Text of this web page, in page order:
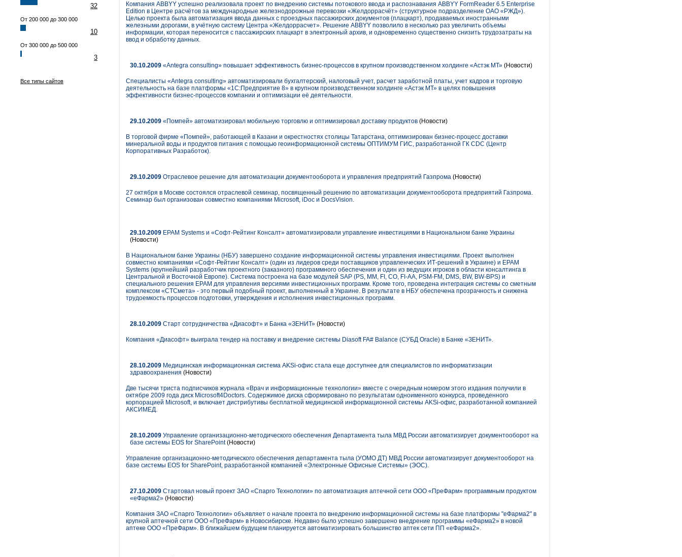
32
От 200 000 до 300 000
10
От 300 000 до 500 000
3
Все типы сайтов
Компания ABBYY успешно реализовала проект по внедрению системы потокового ввода и распознавания ABBYY FormReader 6.5 Enterprise
Edition в Центре расчётов за международные железнодорожные перевозки «Желдоррасчёт» (структурное подразделение ОАО «РЖД»).
Целью проекта была автоматизация ввода данных с проездных пассажирских документов (плацкарт), продаваемых иностранными
железными дорогами, в учётную систему Центра «Желдоррасчет». Решение ABBYY позволило в несколько раз увеличить объемы
информации, которая переносится с пассажирских плацкарт в электронный архив, и одновременно существенно снизить трудозатраты на
ввод и обработку данных.
30.10.2009 «Antegra consulting» повышает эффективность бизнес-процессов в крупном производственном холдинге «Астэк МТ» (Новости)
Специалисты «Antegra consulting» автоматизировали бухгалтерский, налоговый учет, расчет заработной платы, учет кадров и торговую
деятельность на базе платформы «1С:Предприятие 8» в крупном производственном холдинге «Астэк МТ» в целях повышения
эффективности бизнес-процессов компании и оптимизации её деятельности.
29.10.2009 «Помпей» автоматизировал мобильную торговлю и оптимизировал доставку продуктов (Новости)
В торговой фирме «Помпей», работающей в Казани и окрестностях столицы Татарстана, оптимизирован бизнес-процесс доставки
минеральной воды и продуктов питания с помощью геоинформационной системы ОПТИМУМ ГИС, разработанной ГК CDC (Центр
Корпоративных Разработок).
29.10.2009 Отраслевое решение для автоматизации документооборота и управления предприятий Газпрома (Новости)
27 октября в Москве состоялся отраслевой семинар, посвященный решению по автоматизации документооборота предприятий Газпрома.
Семинар был организован совместно компаниями Microsoft, iDoc и DocsVision.
29.10.2009 EPAM Systems и «Софт-Рейтинг Консалт» автоматизировали управление инвестициями в Национальном банке Украины
(Новости)
В Национальном банке Украины (НБУ) завершено создание информационной системы управления инвестициями. Проект выполнен
совместно компаниями «Софт-Рейтинг Консалт» (один из лидеров среди поставщиков управленческих ИТ-решений в Украине) и EPAM
Systems (крупнейший разработчик проектного (заказного) программного обеспечения и один из ведущих игроков в области консалтинга в
Центральной и Восточной Европе). Система построена на базе модулей SAP (PS, MM, FI, CO, FI-AA, PSM-FM, DMS, BW, BW-BPS) и
специального решения EPAM для управления версиями инвестиционных программ. Кроме того, проведена интеграция системы со сметным
комплексом «СТСмета» - это первый подобный проект, выполненный в Украине. В результате в НБУ обеспечена прозрачность и снижена
трудоемкость процессов подготовки, утверждения и исполнения инвестиционных программ.
28.10.2009 Старт сотрудничества «Диасофт» и Банка «ЗЕНИТ» (Новости)
Компания «Диасофт» выиграла тендер на поставку и внедрение системы Diasoft FA# Balance (СУБД Oracle) в Банке «ЗЕНИТ».
28.10.2009 Медицинская информационная система AKSi-офис стала еще доступнее для специалистов по информатизации
здравоохранения (Новости)
Две тысячи триста подписчиков журнала «Врач и информационные технологии» вместе с очередным номером этого издания получили в
октябре 2009 года диск Microsoft4Doctors. Содержимое диска сформировано по результатам одноименного конкурса, проведенного
корпорацией Microsoft, и включает дистрибутивы бесплатной медицинской информационной системы AKSi-офис, разработанной компанией
АКСИМЕД.
28.10.2009 Управление организационно-методического обеспечения Департамента тыла МВД России автоматизирует документооборот на
базе системы EOS for SharePoint(Новости)
Управление организационно-методического обеспечения департамента тыла (УОМО ДТ) МВД России автоматизирует документооборот на
базе системы EOS for SharePoint, разработанной компанией «Электронные Офисные Системы» (ЭОС).
27.10.2009 Стартовал новый проект ЗАО «Спарго Технологии» по автоматизация аптечной сети ООО «ПреФарм» программным продуктом
«еФарма2» (Новости)
Компания ЗАО «Спарго Технологии» объявляет о начале проекта по внедрению информационной системы на базе платформы "еФарма2" в
крупной аптечной сети ООО «ПреФарм» в Новосибирске. Недавно было успешно завершено внедрение программы «еФарма2» в новой
аптеке ООО «ПреФарм». В ближайшем будущем планируется автоматизировать большинство аптек сети ПП «еФарма2».